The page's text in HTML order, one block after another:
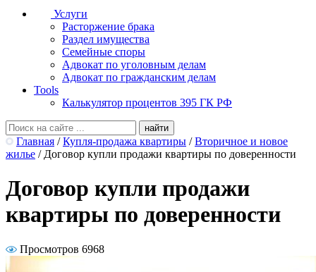
Услуги
Расторжение брака
Раздел имущества
Семейные споры
Адвокат по уголовным делам
Адвокат по гражданским делам
Tools
Калькулятор процентов 395 ГК РФ
Главная / Купля-продажа квартиры / Вторичное и новое
жилье / Договор купли продажи квартиры по доверенности
Договор купли продажи
квартиры по доверенности
Просмотров 6968